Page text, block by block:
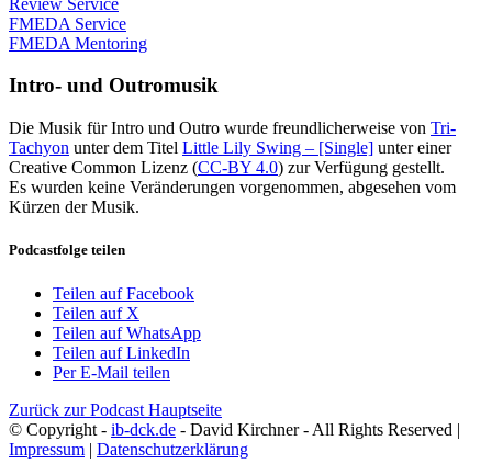
FMEDA Service
FMEDA Mentoring
Intro- und Outromusik
Die Musik für Intro und Outro wurde freundlicherweise von Tri-
Tachyon unter dem Titel Little Lily Swing – [Single] unter einer
Creative Common Lizenz (CC-BY 4.0) zur Verfügung gestellt.
Es wurden keine Veränderungen vorgenommen, abgesehen vom
Kürzen der Musik.
Podcastfolge teilen
Teilen auf Facebook
Teilen auf X
Teilen auf WhatsApp
Teilen auf LinkedIn
Per E-Mail teilen
Zurück zur Podcast Hauptseite
© Copyright - ib-dck.de - David Kirchner - All Rights Reserved |
Impressum | Datenschutzerklärung